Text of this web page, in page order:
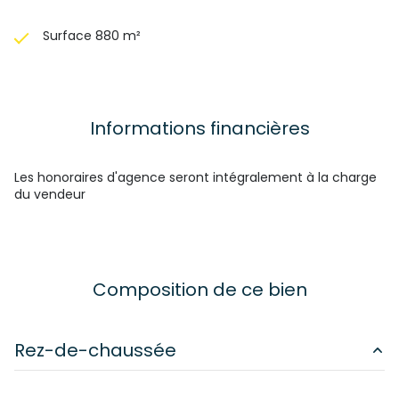
Surface 880 m²
Informations financières
Les honoraires d'agence seront intégralement à la charge
du vendeur
Composition de ce bien
Rez-de-chaussée